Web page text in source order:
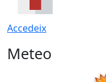
Accedeix
Meteo